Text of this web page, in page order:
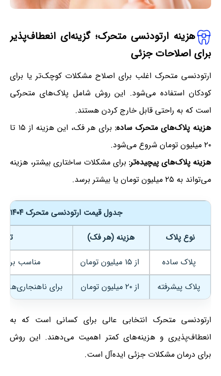
هزینه ارتودنسی متحرک؛ گزینه‌ای انعطاف‌پذیر
برای اصلاحات جزئی
ارتودنسی متحرک اغلب برای اصلاح مشکلات کوچک‌تر یا برای
کودکان استفاده می‌شود. این روش شامل پلاک‌های متحرکی
است که به راحتی قابل خارج کردن هستند.
هزینه پلاک‌های متحرک ساده:
برای هر فک، این هزینه از ۱۵ تا
۲۰ میلیون تومان شروع می‌شود.
هزینه پلاک‌های پیچیده‌تر: برای مشکلات ساختاری بیشتر، هزینه
می‌تواند به ۲۵ میلیون تومان یا بیشتر برسد.
جدول قیمت ارتودنسی متحرک ۱۴۰۴
نوع پلاک
هزینه (هر فک)
پلاک ساده
از ۱۵ میلیون تومان
مناسب
پلاک پیشرفته
از ۲۰ میلیون تومان برای
ارتودنسی متحرک انتخابی عالی برای کسانی است که به
انعطاف‌پذیری و هزینه‌های کمتر اهمیت می‌دهند. این روش
برای درمان مشکلات جزئی ایده‌آل است.